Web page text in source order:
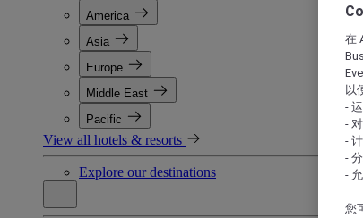
America
Asia
Europe
Middle East
Pacific
View all hotels & resorts
Explore our destinations
在
以
-
-
-
-
-
您